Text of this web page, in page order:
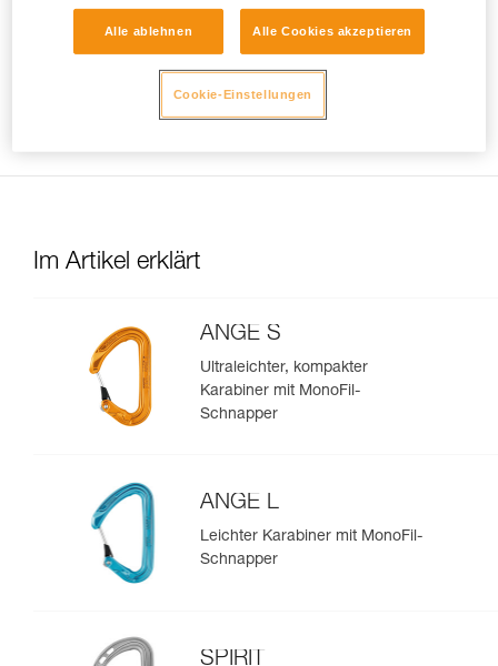
Machen Sie bei Geräten mit einem flexiblen Ring, der den
Karabiner in der richtigen Position hält (ZIGZAG, PIRANA
usw.), einen Kompatibilitätstest, wenn Sie den Karabiner
wechseln. Es kann sein, dass der flexible Ring durch den
ersten Karabiner verformt wurde und den zweiten dann nicht
mehr in der richtigen Position halten kann.
Im Artikel erklärt
ANGE S
Ultraleichter, kompakter
Karabiner mit MonoFil-
Schnapper
ANGE L
Leichter Karabiner mit MonoFil-
Schnapper
SPIRIT
Alle ablehnen Alle Cookies akzeptieren
Cookie-Einstellungen